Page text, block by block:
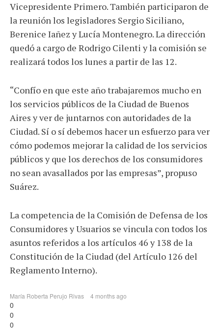
Vicepresidente Primero. También participaron de
la reunión los legisladores Sergio Siciliano,
Berenice Iañez y Lucía Montenegro. La dirección
quedó a cargo de Rodrigo Cilenti y la comisión se
realizará todos los lunes a partir de las 12.
“Confío en que este año trabajaremos mucho en
los servicios públicos de la Ciudad de Buenos
Aires y ver de juntarnos con autoridades de la
Ciudad. Sí o sí debemos hacer un esfuerzo para ver
cómo podemos mejorar la calidad de los servicios
públicos y que los derechos de los consumidores
no sean avasallados por las empresas”, propuso
Suárez.
La competencia de la Comisión de Defensa de los
Consumidores y Usuarios se vincula con todos los
asuntos referidos a los artículos 46 y 138 de la
Constitución de la Ciudad (del Artículo 126 del
Reglamento Interno).
María Roberta Perujo Rivas 4 months ago
0
0
0